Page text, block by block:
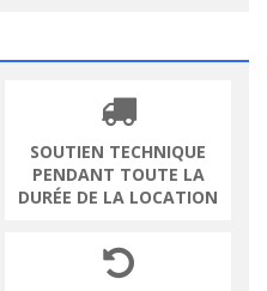
SOUTIEN TECHNIQUE
PENDANT TOUTE LA
DURÉE DE LA LOCATION